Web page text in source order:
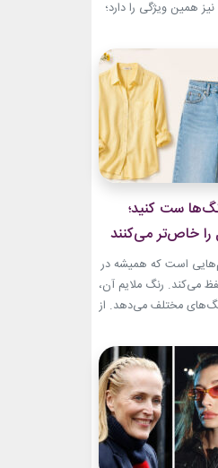
همین ویژگی را دارد؛
گرم، هم راحت هستند
رسمی کاخ گرفته تا
نشان داده که
ست کنید؛
را خاص‌تر می‌کنند
است که همیشه در
می‌کند. رنگ ملایم آن،
مختلف می‌دهد. از
پایه یک ظاهر شیک و
همراه آن را درست